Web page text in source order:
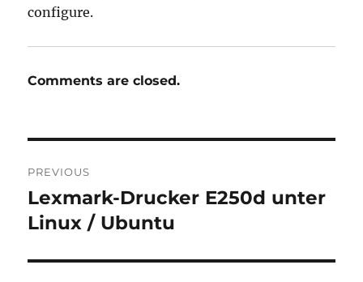
configure.
Comments are closed.
navigation
PREVIOUS
Previous
post:
Lexmark-Drucker E250d unter
Linux / Ubuntu